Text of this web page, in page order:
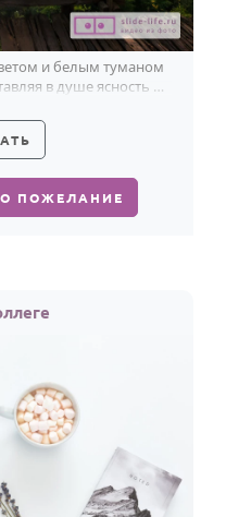
и белым туманом
в душе ясность и
ПОЖЕЛАНИЕ